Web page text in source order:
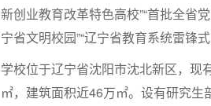
新创业教育改革特色高校”“首批全省
宁省文明校园”“辽宁省教育系统雷锋
学校位于辽宁省沈阳市沈北新区，现
㎡，建筑面积近46万㎡。设有研究